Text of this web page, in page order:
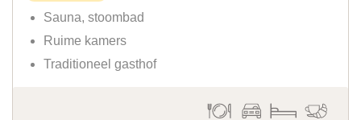
Sauna, stoombad
Ruime kamers
Traditioneel gasthof